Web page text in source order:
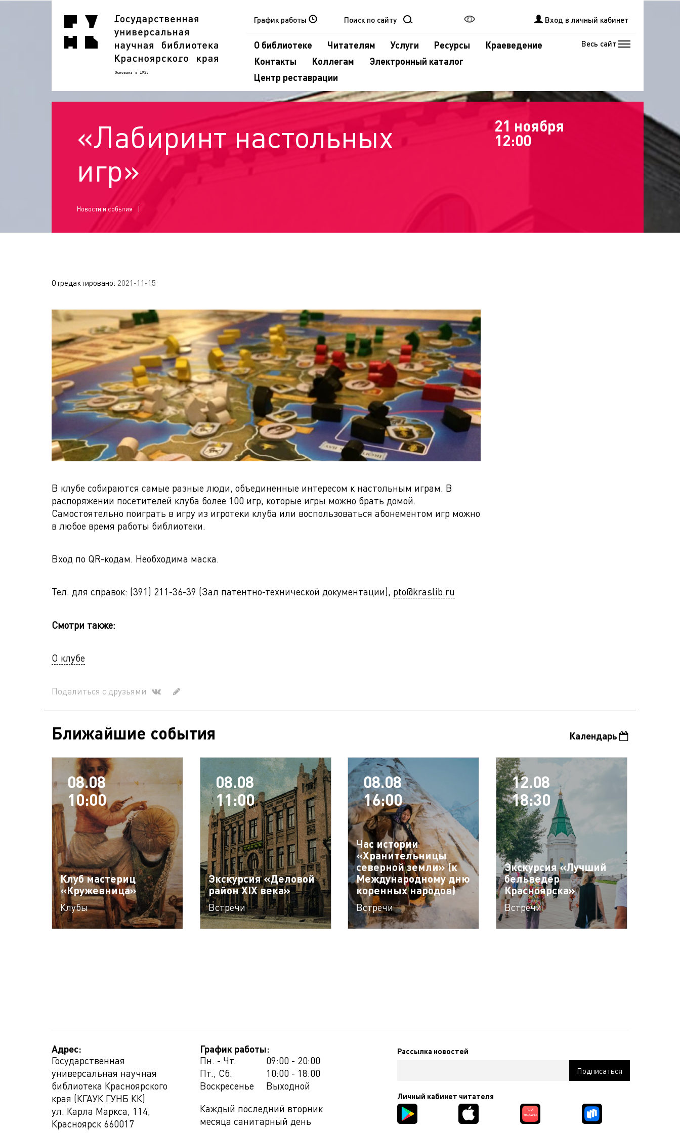
График работы Вход в личный кабинет
О библиотеке Читателям Услуги Ресурсы
Краеведение
Контакты
Коллегам
Электронный каталог
Центр реставрации
Весь сайт
«Лабиринт настольных
игр»
21 ноября
12:00
Новости и события
Отредактировано: 2021-11-15
В клубе собираются самые разные люди, объединенные интересом к настольным играм. В
распоряжении посетителей клуба более 100 игр, которые игры можно брать домой.
Самостоятельно поиграть в игру из игротеки клуба или воспользоваться абонементом игр можно
в любое время работы библиотеки.
Вход по QR-кодам. Необходима маска.
Тел. для справок: (391) 211-36-39 (Зал патентно-технической документации), pto@kraslib.ru
Смотри также:
О клубе
Поделиться с друзьями
Ближайшие события Календарь
08.08
10:00
Клуб мастериц
«Кружевница»
Клубы
08.08
11:00
Экскурсия «Деловой
район XIX века»
Встречи
08.08
16:00
Час истории
«Хранительницы
северной земли» (к
Международному дню
коренных народов)
Встречи
12.08
18:30
Экскурсия «Лучший
бельведер
Красноярска»
Встречи
Адрес:
Государственная
универсальная научная
библиотека Красноярского
края (КГАУК ГУНБ КК)
ул. Карла Маркса, 114,
Красноярск 660017
График работы:
Пн. - Чт.
09:00 - 20:00
Пт., Сб.
10:00 - 18:00
Воскресенье
Выходной
Каждый последний вторник
месяца санитарный день
Рассылка новостей
Личный кабинет читателя